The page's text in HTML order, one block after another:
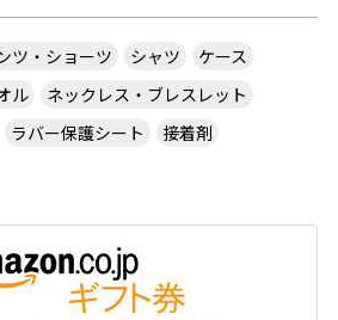
ツ・ショーツ シャツ
ケース
ル
ネックレス・ブレスレット
ラバー保護シート
接着剤